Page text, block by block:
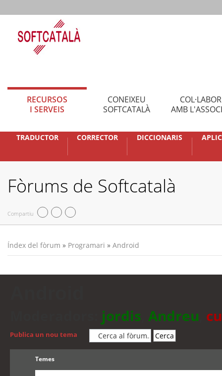
RECURSOS
I SERVEIS
CONEIXEU
SOFTCATALÀ
AMB
TRADUCTOR CORRECTOR DICCIONARIS
Fòrums de Softcatalà
Compartiu
Índex del fòrum » Programari » Android
jordis Andreu
Publica un nou tema
Temes